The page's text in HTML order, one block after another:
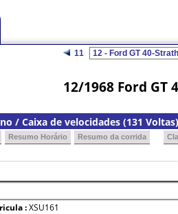
11
12/1968 Ford
/ Caixa de velocidades (131 Voltas)
Resumo Horário Resumo da corrida
:XSU161